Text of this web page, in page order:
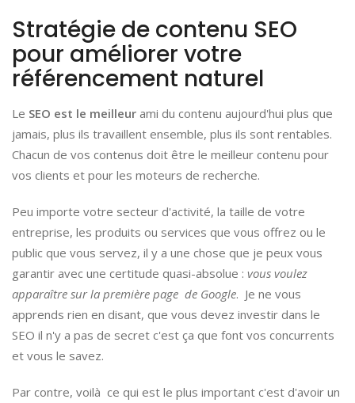
Stratégie de contenu SEO
pour améliorer votre
référencement naturel
Le SEO est le meilleur ami du contenu aujourd'hui plus que
jamais, plus ils travaillent ensemble, plus ils sont rentables.
Chacun de vos contenus doit être le meilleur contenu pour
vos clients et pour les moteurs de recherche.
Peu importe votre secteur d'activité, la taille de votre
entreprise, les produits ou services que vous offrez ou le
public que vous servez, il y a une chose que je peux vous
garantir avec une certitude quasi-absolue : vous voulez
apparaître sur la première page de Google. Je ne vous
apprends rien en disant, que vous devez investir dans le
SEO il n'y a pas de secret c'est ça que font vos concurrents
et vous le savez.
Par contre, voilà ce qui est le plus important c'est d'avoir un